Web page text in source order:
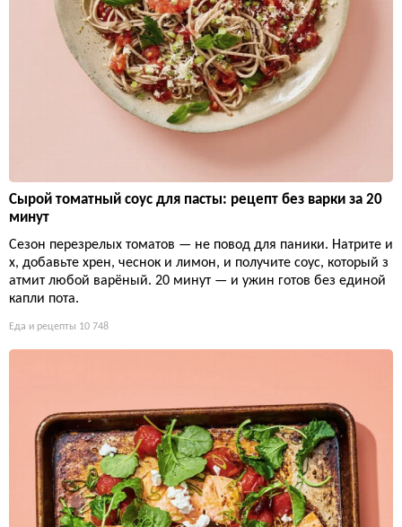
Сырой томатный соус для пасты: рецепт без варки за 20
минут
Сезон перезрелых томатов — не повод для паники. Натрите и
х, добавьте хрен, чеснок и лимон, и получите соус, который з
атмит любой варёный. 20 минут — и ужин готов без единой
капли пота.
Еда и рецепты 10 748